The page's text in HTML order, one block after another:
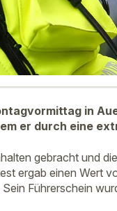
in
er durch eine
gebracht und
ergab einen Wert
Führerschein